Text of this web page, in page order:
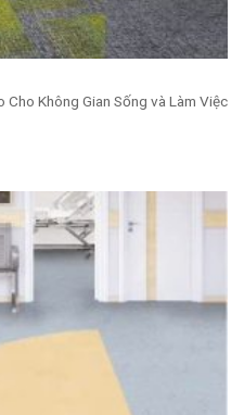
Cho Không Gian Sống và Làm Việc